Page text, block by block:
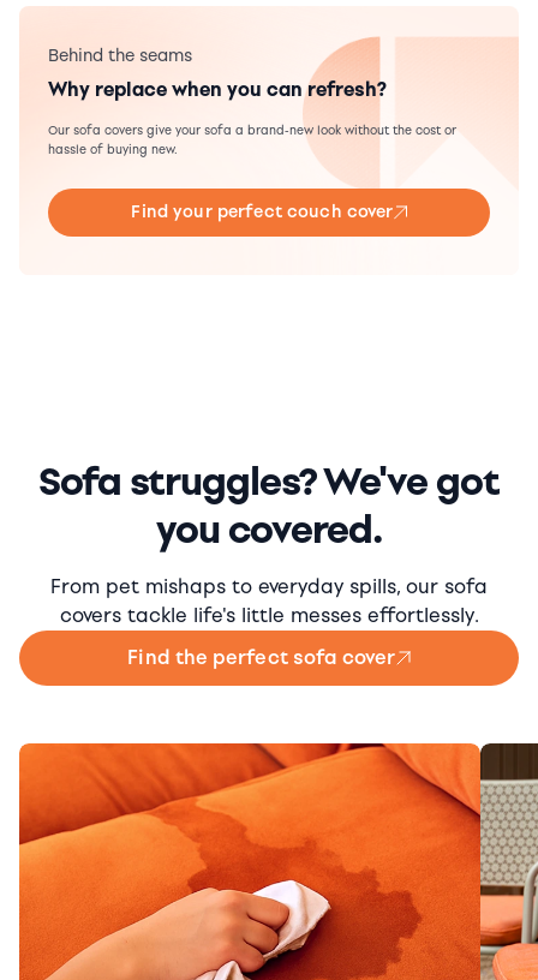
Behind the seams
Why replace when you can refresh?
Our sofa covers give your sofa a brand-new look without the cost or
hassle of buying new.
Find your perfect couch cover
Sofa struggles? We've got
you covered.
From pet mishaps to everyday spills, our sofa
covers tackle life's little messes effortlessly.
Find the perfect sofa cover